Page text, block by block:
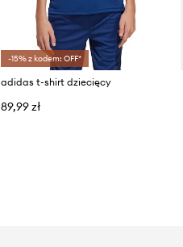
-15% z kodem: OFF*
adidas t-shirt dziecięcy
89,99 zł